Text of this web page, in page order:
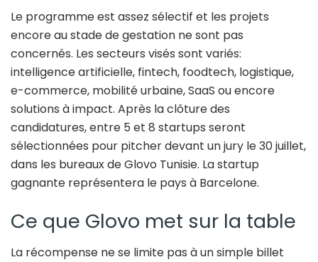
Le programme est assez sélectif et les projets
encore au stade de gestation ne sont pas
concernés. Les secteurs visés sont variés:
intelligence artificielle, fintech, foodtech, logistique,
e-commerce, mobilité urbaine, SaaS ou encore
solutions à impact. Après la clôture des
candidatures, entre 5 et 8 startups seront
sélectionnées pour pitcher devant un jury le 30 juillet,
dans les bureaux de Glovo Tunisie. La startup
gagnante représentera le pays à Barcelone.
Ce que Glovo met sur la table
La récompense ne se limite pas à un simple billet